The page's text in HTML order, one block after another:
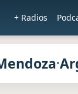
+ Radios
·
·